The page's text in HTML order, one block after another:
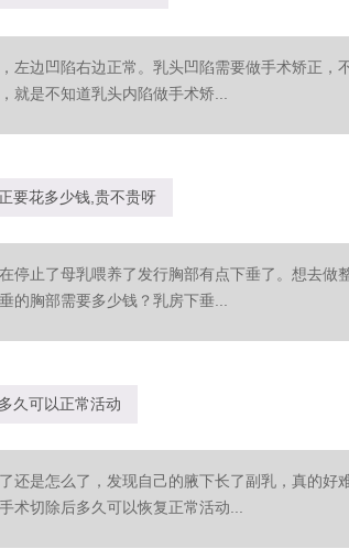
左边凹陷右边正常。乳头凹陷需要做手术矫正，
就是不知道乳头内陷做手术矫...
要花多少钱,贵不贵呀
停止了母乳喂养了发行胸部有点下垂了。想去做
的胸部需要多少钱？乳房下垂...
久可以正常活动
还是怎么了，发现自己的腋下长了副乳，真的好
术切除后多久可以恢复正常活动...